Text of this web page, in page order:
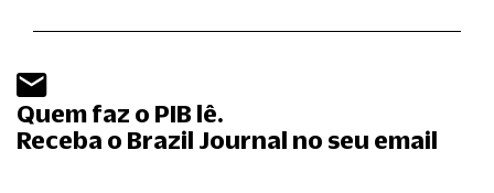
Quem faz o PIB lê.
Receba o Brazil Journal no seu email